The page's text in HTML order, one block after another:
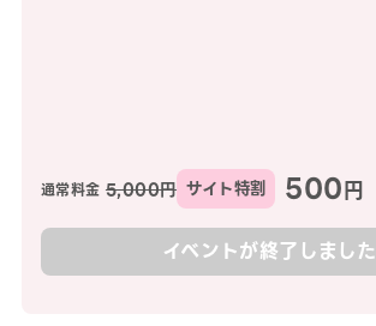
通常料金 5,000円 サイト特割 500円
イベントが終了しました